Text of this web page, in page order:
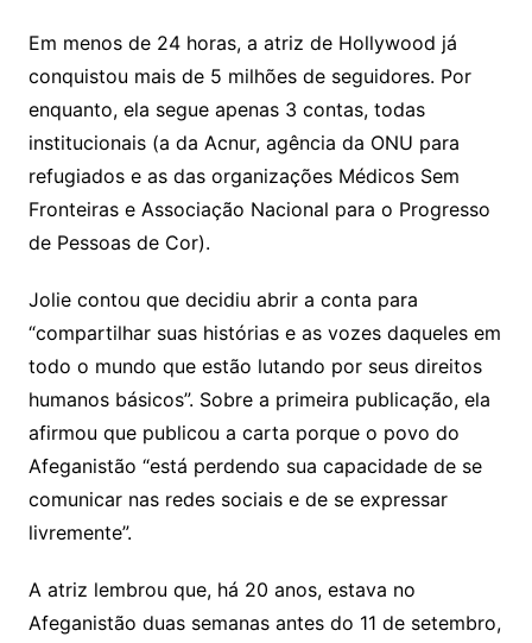
Em menos de 24 horas, a atriz de Hollywood já
conquistou mais de 5 milhões de seguidores. Por
enquanto, ela segue apenas 3 contas, todas
institucionais (a da Acnur, agência da ONU para
refugiados e as das organizações Médicos Sem
Fronteiras e Associação Nacional para o Progresso
de Pessoas de Cor).
Jolie contou que decidiu abrir a conta para
“compartilhar suas histórias e as vozes daqueles em
todo o mundo que estão lutando por seus direitos
humanos básicos”. Sobre a primeira publicação, ela
afirmou que publicou a carta porque o povo do
Afeganistão “está perdendo sua capacidade de se
comunicar nas redes sociais e de se expressar
livremente”.
A atriz lembrou que, há 20 anos, estava no
Afeganistão duas semanas antes do 11 de setembro,